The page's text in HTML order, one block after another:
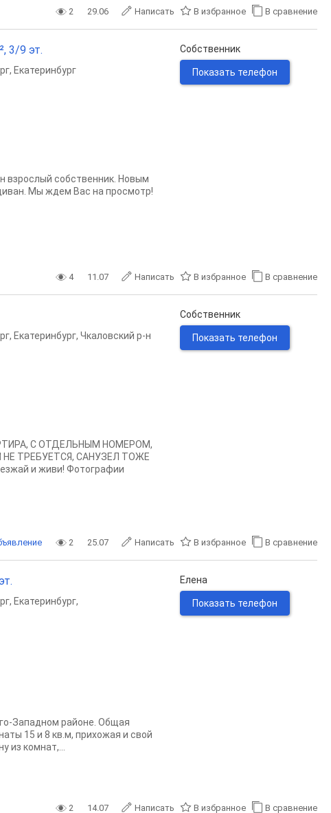
2 29.06 Написать В избранное В сравнение
3/9 эт.
, Екатеринбург
взрослый собственник. Новым
Мы ждем Вас на просмотр!
Собственник
Показать телефон
4 11.07 Написать В избранное В сравнение
, Екатеринбург, Чкаловский р-н
С ОТДЕЛЬНЫМ НОМЕРОМ,
ТРЕБУЕТСЯ, САНУЗЕЛ ТОЖЕ
и живи! Фотографии
Собственник
Показать телефон
2 25.07 Написать В избранное В сравнение
, Екатеринбург,
Западном районе. Общая
15 и 8 кв.м, прихожая и свой
из комнат,...
Елена
Показать телефон
2 14.07 Написать В избранное В сравнение